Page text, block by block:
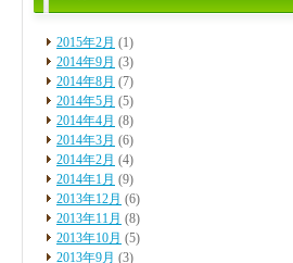
2015年2月 (1)
2014年9月 (3)
2014年8月 (7)
2014年5月 (5)
2014年4月 (8)
2014年3月 (6)
2014年2月 (4)
2014年1月 (9)
2013年12月 (6)
2013年11月 (8)
2013年10月 (5)
2013年9月 (3)